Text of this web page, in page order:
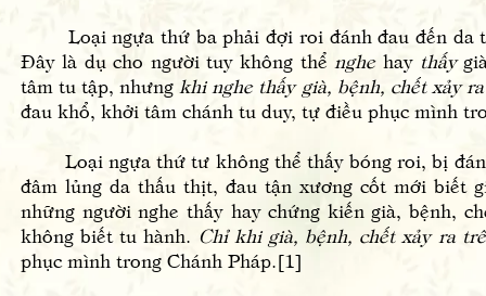
Loại ngựa thứ ba phải đợi roi đánh đau đến da
Đây là dụ cho người tuy không thể nghehaythấy
tâm tu tập, nhưng khi nghe thấy già, bệnh, chết xảy
đau khổ, khởi tâm chánh tu duy, tự điều phục mình
Loại ngựa thứ tư không thể thấy bóng roi, bị
đâm lủng da thấu thịt, đau tận xương cốt mới biết
những người nghe thấy hay chứng kiến già, bệnh,
không biết tu hành. Chỉ khi già, bệnh, chết xảy ra
phục mình trong Chánh Pháp.[1]